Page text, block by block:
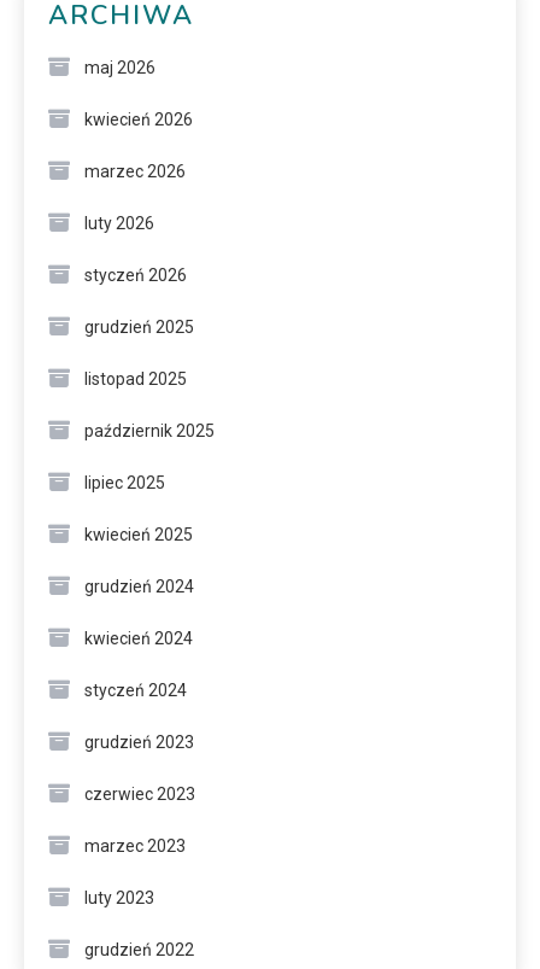
ARCHIWA
maj 2026
kwiecień 2026
marzec 2026
luty 2026
styczeń 2026
grudzień 2025
listopad 2025
październik 2025
lipiec 2025
kwiecień 2025
grudzień 2024
kwiecień 2024
styczeń 2024
grudzień 2023
czerwiec 2023
marzec 2023
luty 2023
grudzień 2022